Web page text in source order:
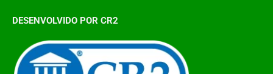
DESENVOLVIDO POR CR2